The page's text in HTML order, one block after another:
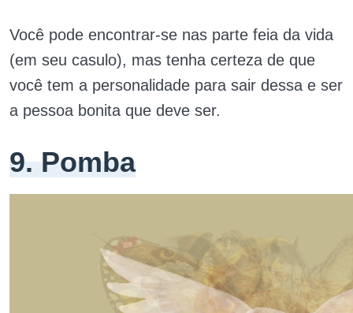
Você pode encontrar-se nas parte feia da vida
(em seu casulo), mas tenha certeza de que
você tem a personalidade para sair dessa e ser
a pessoa bonita que deve ser.
9. Pomba